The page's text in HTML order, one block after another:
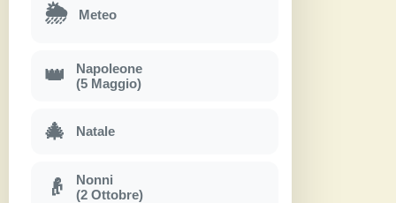
🌦 Meteo
👑
Napoleone
(5 Maggio)
🎄 Natale
👴
Nonni
(2 Ottobre)